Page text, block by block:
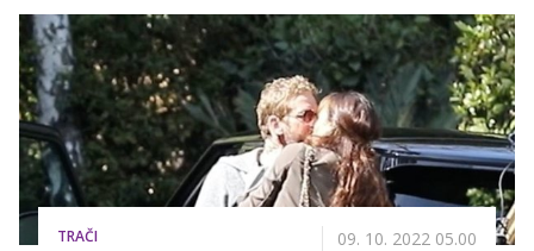
zasebnost, a sodeč po zadnjih fotografijah je par še
vedno zaljubljen do ušes.
TRAČI 09. 10. 2022 05.00